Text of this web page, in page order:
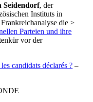
Seidendorf, der
Instituts in
die >
Parteien und ihre
vor der
candidats déclarés ? –